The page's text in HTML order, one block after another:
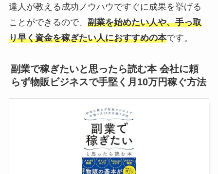
達人が教える成功ノウハウですぐに成果を挙げる
ことができるので、 副業を始めたい人や、手っ取
り早く資金を稼ぎたい人におすすめの本です。
副業で稼ぎたいと思ったら読む本 会社に頼
らず物販ビジネスで手堅く月10万円稼ぐ方法